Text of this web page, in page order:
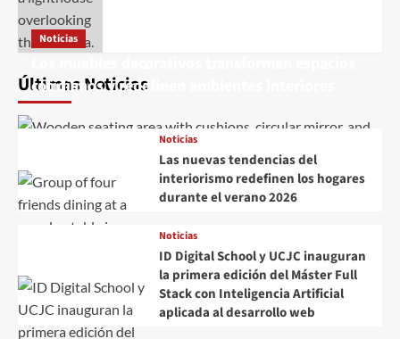
Últimas Noticias
Noticias
cotidianos y redefinen ambientes interiores
Noticias
Las nuevas tendencias del
interiorismo redefinen los hogares
durante el verano 2026
Noticias
ID Digital School y UCJC inauguran
la primera edición del Máster Full
Stack con Inteligencia Artificial
aplicada al desarrollo web